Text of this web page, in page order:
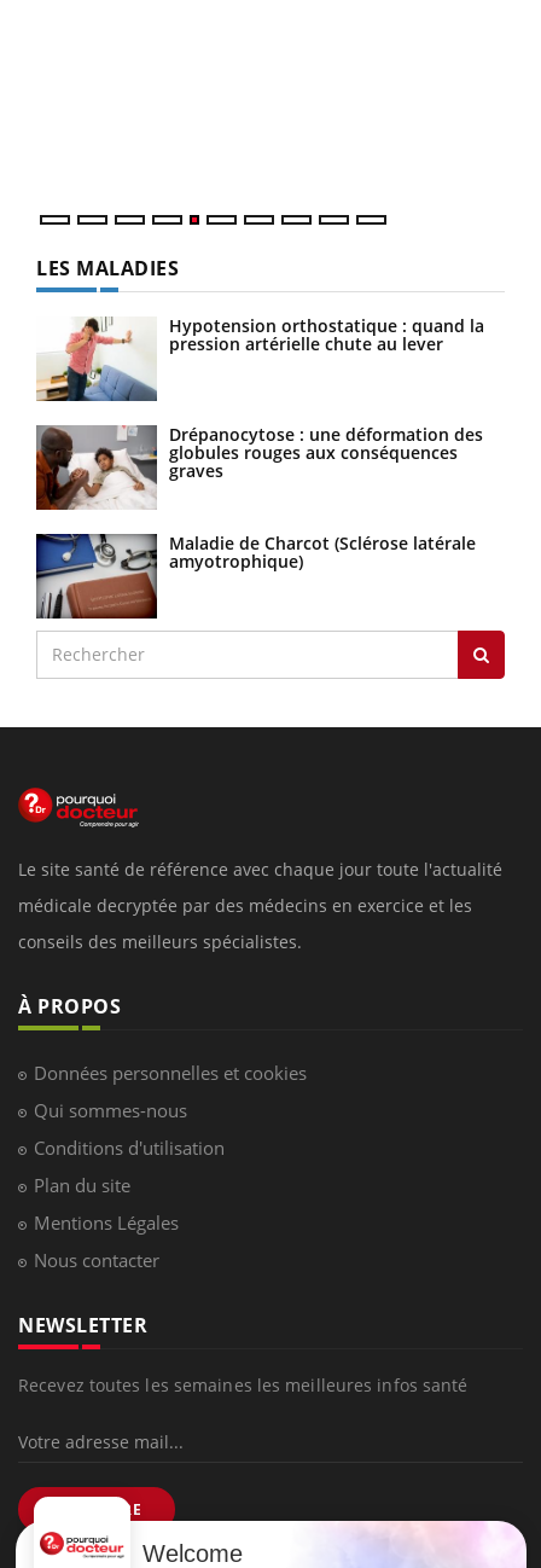
LES MALADIES
Hypotension orthostatique : quand la
pression artérielle chute au lever
Drépanocytose : une déformation des
globules rouges aux conséquences
graves
Maladie de Charcot (Sclérose latérale
amyotrophique)
Le site santé de référence avec chaque jour toute l'actualité
médicale decryptée par des médecins en exercice et les
conseils des meilleurs spécialistes.
À PROPOS
Données personnelles et cookies
Qui sommes-nous
Conditions d'utilisation
Plan du site
Mentions Légales
Nous contacter
NEWSLETTER
Recevez toutes les semaines les meilleures infos santé
S'INSCRIRE
Welcome